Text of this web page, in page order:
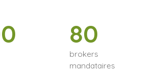
80
brokers
mandataires